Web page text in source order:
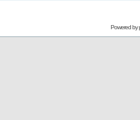
Powered by